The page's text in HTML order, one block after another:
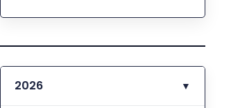
2026 ▼